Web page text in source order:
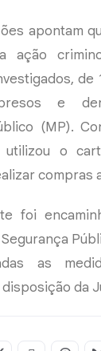
apontam
ação
de
e
(MP).
utilizou o
compras
foi
as
da